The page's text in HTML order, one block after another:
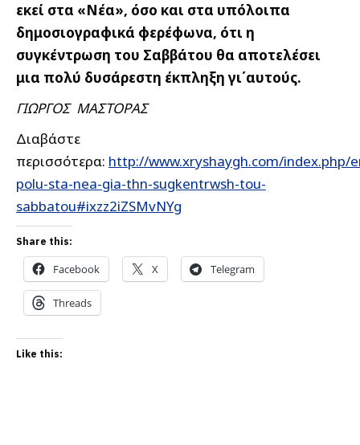
εκεί στα «Νέα», όσο και στα υπόλοιπα
δημοσιογραφικά φερέφωνα, ότι η
συγκέντρωση του Σαββάτου θα αποτελέσει
μια πολύ δυσάρεστη έκπληξη γι΄αυτούς.
ΓΙΩΡΓΟΣ ΜΑΣΤΟΡΑΣ
Διαβάστε
περισσότερα: http://www.xryshaygh.com/index.php/
polu-sta-nea-gia-thn-sugkentrwsh-tou-
sabbatou#ixzz2iZSMvNYg
Share this:
Facebook X Telegram
Threads
Like this: